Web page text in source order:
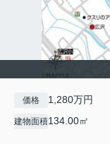
価格 1,280万円
建物面積134.00㎡